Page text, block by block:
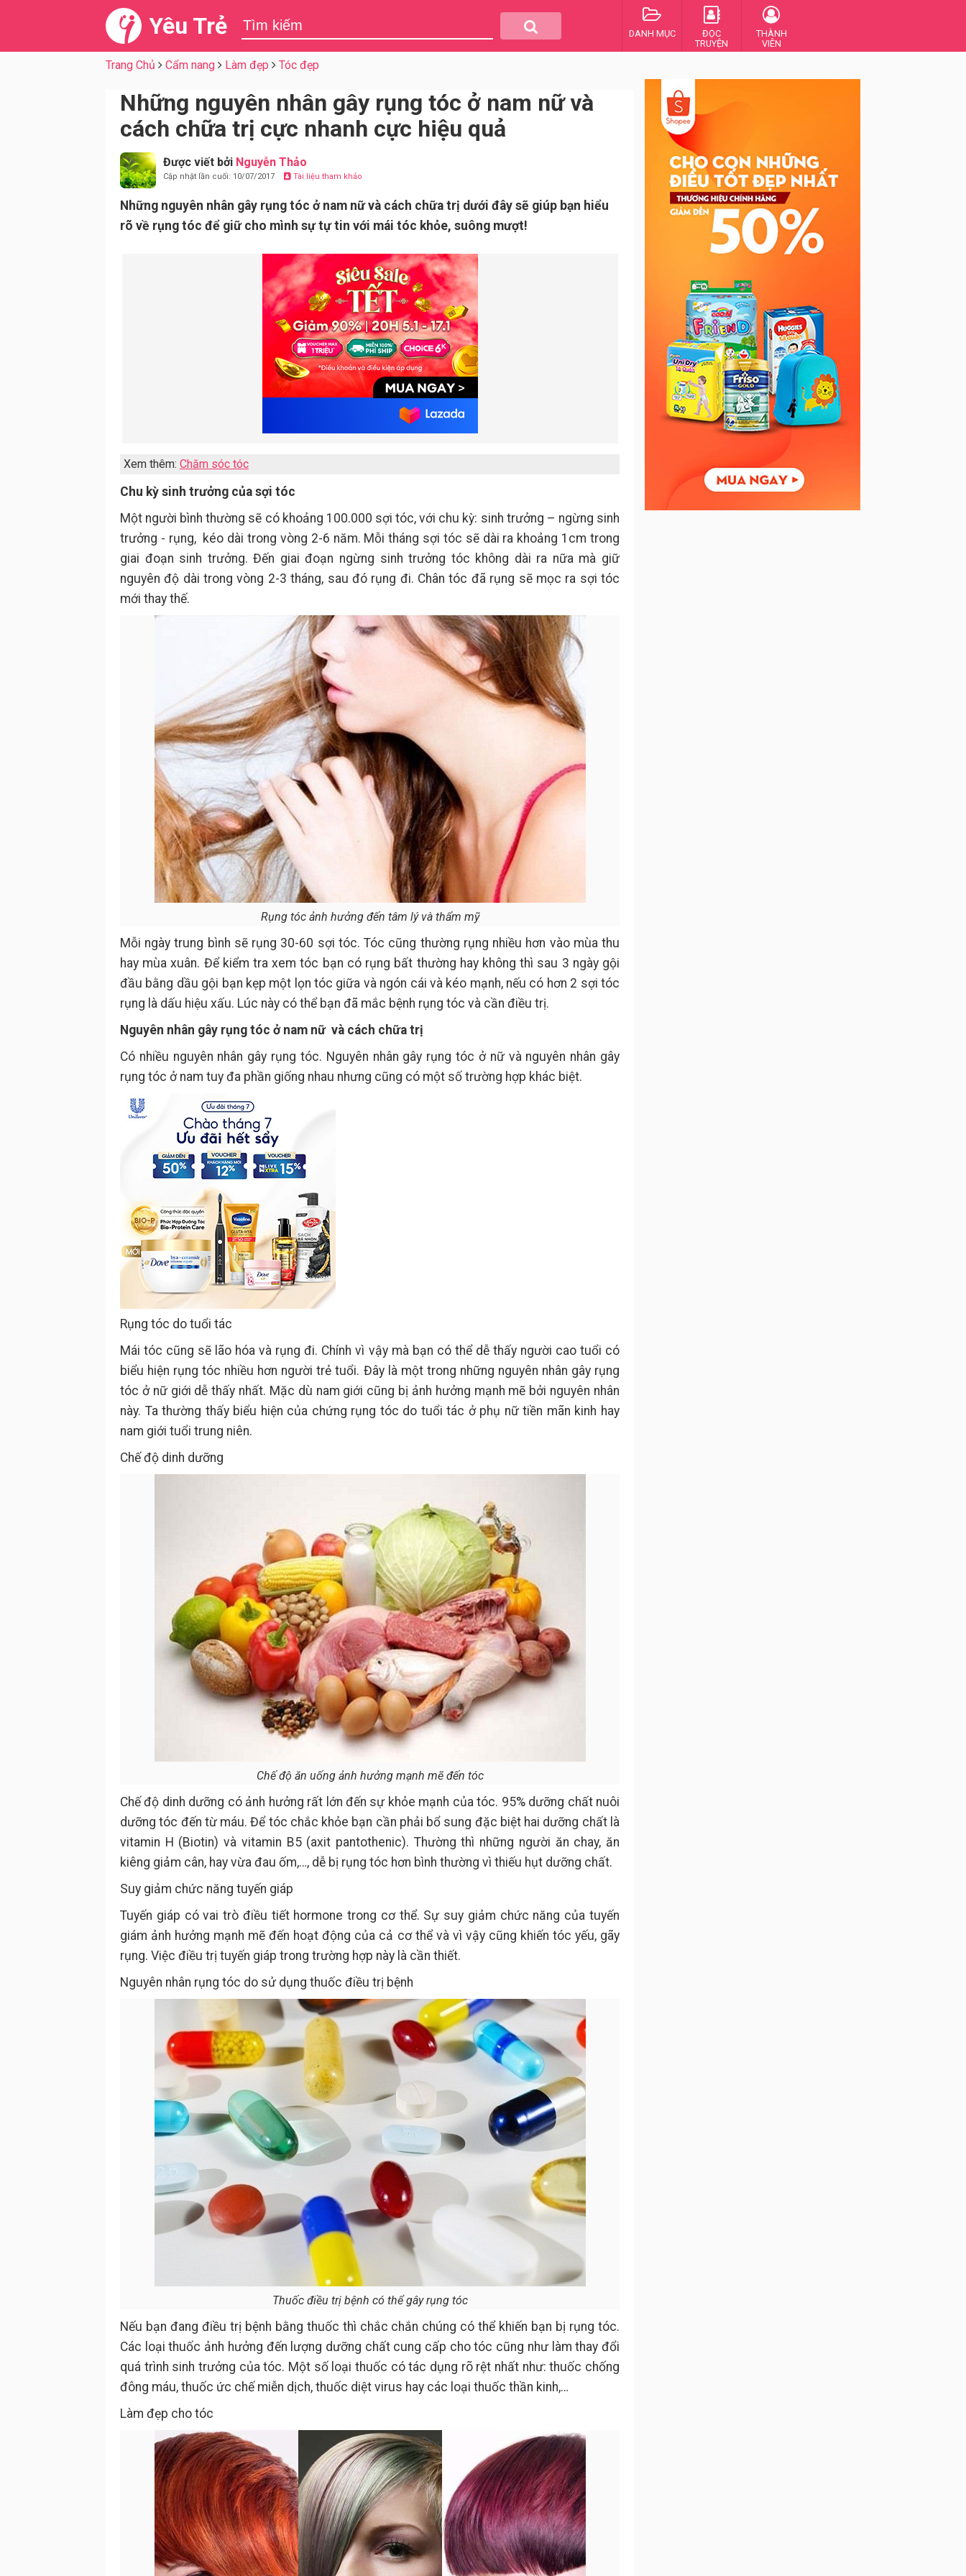
Yêu Trẻ DANH MỤC
ĐỌC
TRUYỆN
THÀNH
VIÊN
Trang Chủ Cẩm nang Làm đẹp Tóc đẹp
Những nguyên nhân gây rụng tóc ở nam nữ và
cách chữa trị cực nhanh cực hiệu quả
Được viết bởi Nguyễn Thảo
Cập nhật lần cuối: 10/07/2017 Tài liệu tham khảo
Những nguyên nhân gây rụng tóc ở nam nữ và cách chữa trị dưới đây sẽ giúp bạn hiểu
rõ về rụng tóc để giữ cho mình sự tự tin với mái tóc khỏe, suông mượt!
Xem thêm: Chăm sóc tóc
Chu kỳ sinh trưởng của sợi tóc
Một người bình thường sẽ có khoảng 100.000 sợi tóc, với chu kỳ: sinh trưởng – ngừng sinh
trưởng - rụng, kéo dài trong vòng 2-6 năm. Mỗi tháng sợi tóc sẽ dài ra khoảng 1cm trong
giai đoạn sinh trưởng. Đến giai đoạn ngừng sinh trưởng tóc không dài ra nữa mà giữ
nguyên độ dài trong vòng 2-3 tháng, sau đó rụng đi. Chân tóc đã rụng sẽ mọc ra sợi tóc
mới thay thế.
Rụng tóc ảnh hưởng đến tâm lý và thẩm mỹ
Mỗi ngày trung bình sẽ rụng 30-60 sợi tóc. Tóc cũng thường rụng nhiều hơn vào mùa thu
hay mùa xuân. Để kiểm tra xem tóc bạn có rụng bất thường hay không thì sau 3 ngày gội
đầu bằng dầu gội bạn kẹp một lọn tóc giữa và ngón cái và kéo mạnh, nếu có hơn 2 sợi tóc
rụng là dấu hiệu xấu. Lúc này có thể bạn đã mắc bệnh rụng tóc và cần điều trị.
Nguyên nhân gây rụng tóc ở nam nữ và cách chữa trị
Có nhiều nguyên nhân gây rụng tóc. Nguyên nhân gây rụng tóc ở nữ và nguyên nhân gây
rụng tóc ở nam tuy đa phần giống nhau nhưng cũng có một số trường hợp khác biệt.
Rụng tóc do tuổi tác
Mái tóc cũng sẽ lão hóa và rụng đi. Chính vì vậy mà bạn có thể dễ thấy người cao tuổi có
biểu hiện rụng tóc nhiều hơn người trẻ tuổi. Đây là một trong những nguyên nhân gây rụng
tóc ở nữ giới dễ thấy nhất. Mặc dù nam giới cũng bị ảnh hưởng mạnh mẽ bởi nguyên nhân
này. Ta thường thấy biểu hiện của chứng rụng tóc do tuổi tác ở phụ nữ tiền mãn kinh hay
nam giới tuổi trung niên.
Chế độ dinh dưỡng
Chế độ ăn uống ảnh hưởng mạnh mẽ đến tóc
Chế độ dinh dưỡng có ảnh hưởng rất lớn đến sự khỏe mạnh của tóc. 95% dưỡng chất nuôi
dưỡng tóc đến từ máu. Để tóc chắc khỏe bạn cần phải bổ sung đặc biệt hai dưỡng chất là
vitamin H (Biotin) và vitamin B5 (axit pantothenic). Thường thì những người ăn chay, ăn
kiêng giảm cân, hay vừa đau ốm,…, dễ bị rụng tóc hơn bình thường vì thiếu hụt dưỡng chất.
Suy giảm chức năng tuyến giáp
Tuyến giáp có vai trò điều tiết hormone trong cơ thể. Sự suy giảm chức năng của tuyến
giám ảnh hưởng mạnh mẽ đến hoạt động của cả cơ thể và vì vậy cũng khiến tóc yếu, gãy
rụng. Việc điều trị tuyến giáp trong trường hợp này là cần thiết.
Nguyên nhân rụng tóc do sử dụng thuốc điều trị bệnh
Thuốc điều trị bệnh có thể gây rụng tóc
Nếu bạn đang điều trị bệnh bằng thuốc thì chắc chắn chúng có thể khiến bạn bị rụng tóc.
Các loại thuốc ảnh hưởng đến lượng dưỡng chất cung cấp cho tóc cũng như làm thay đổi
quá trình sinh trưởng của tóc. Một số loại thuốc có tác dụng rõ rệt nhất như: thuốc chống
đông máu, thuốc ức chế miễn dịch, thuốc diệt virus hay các loại thuốc thần kinh,…
Làm đẹp cho tóc